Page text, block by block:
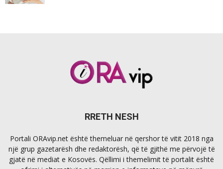
RRETH NESH
Portali ORAvip.net është themeluar në qershor të vitit 2018 nga
një grup gazetarësh dhe redaktorësh, që të gjithë me përvojë të
gjatë në mediat e Kosovës. Qëllimi i themelimit të portalit është